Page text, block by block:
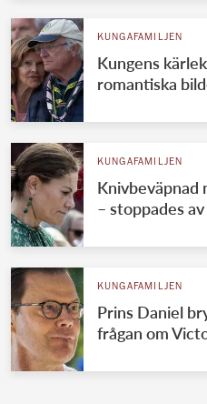
KUNGAFAMILJEN
Kungens
romantiska
KUNGAFAMILJEN
Knivbeväpnad
– stoppades
KUNGAFAMILJEN
Prins Daniel
frågan om